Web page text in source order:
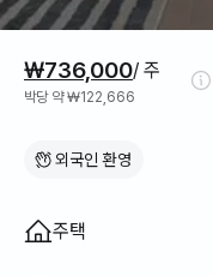
₩736,000/ 주
박당 약 ₩122,666
외국인 환영
집 구조
주택